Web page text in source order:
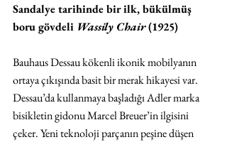
Sandalye tarihinde bir ilk, bükülmüş
boru gövdeli Wassily Chair (1925)
Bauhaus Dessau kökenli ikonik mobilyanın
ortaya çıkışında basit bir merak hikayesi var.
Dessau’da kullanmaya başladığı Adler marka
bisikletin gidonu Marcel Breuer’in ilgisini
çeker. Yeni teknoloji parçanın peşine düşen